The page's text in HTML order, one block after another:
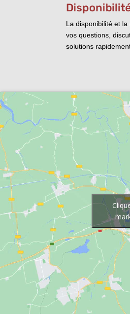
La disponibilité et
vos questions,
solutions